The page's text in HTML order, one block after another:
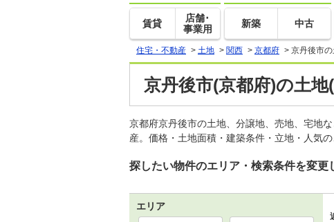
賃貸
店舗･
事業用
新築 中古
住宅・不動産 > 土地 > 関西 > 京都府 > 京丹後市
京丹後市(京都府)の土
京都府京丹後市の土地、分譲地、売地、宅地
産。価格・土地面積・建築条件・立地・人気
探したい物件のエリア・検索条件を変更
エリア